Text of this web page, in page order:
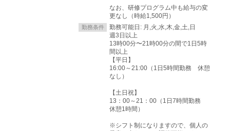
なお、研修プログラム中も給与の変
更なし（時給1,500円）
勤務条件
勤務可能日: 月,火,水,木,金,土,日
週3日以上
13時00分〜21時00分の間で1日5時
間以上
【平日】
16:00～21:00（1日5時間勤務 休憩
なし）
【土日祝】
13：00～21：00（1日7時間勤務
休憩1時間）
※シフト制になりますので、個人の